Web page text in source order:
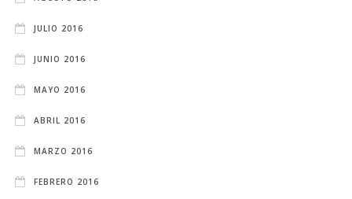
JULIO 2016
JUNIO 2016
MAYO 2016
ABRIL 2016
MARZO 2016
FEBRERO 2016